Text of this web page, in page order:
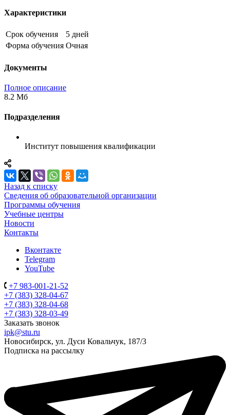
Характеристики
Срок обучения
5 дней
Форма обучения Очная
Документы
Полное описание
8.2 Мб
Подразделения
Институт повышения квалификации
Назад к списку
Сведения об образовательной организации
Программы обучения
Учебные центры
Новости
Контакты
Вконтакте
Telegram
YouTube
+7 983-001-21-52
+7 (383) 328-04-67
+7 (383) 328-04-68
+7 (383) 328-03-49
Заказать звонок
ipk@stu.ru
Новосибирск, ул. Дуси Ковальчук, 187/3
Подписка на рассылку